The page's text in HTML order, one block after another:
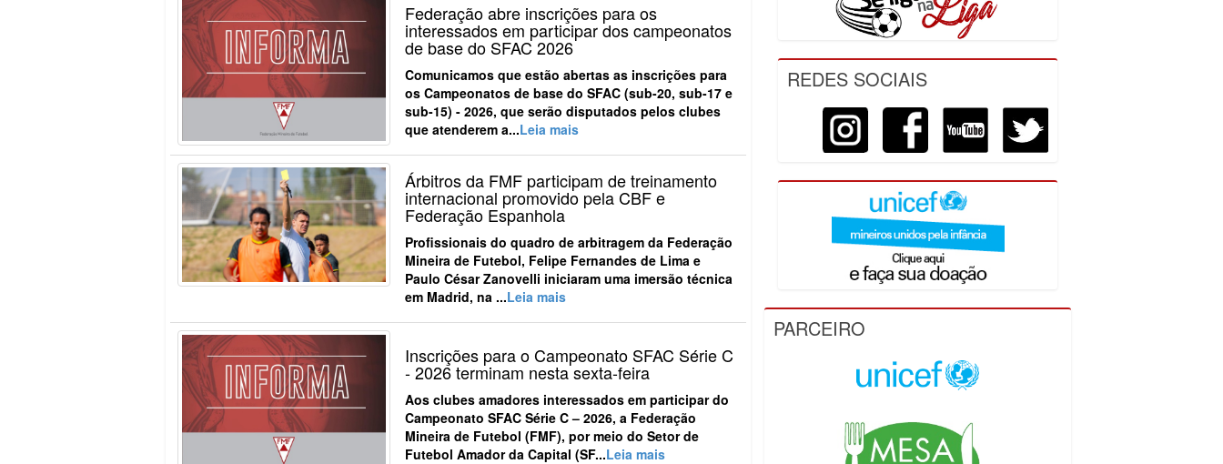
Federação abre inscrições para os
interessados em participar dos campeonatos
de base do SFAC 2026
Comunicamos que estão abertas as inscrições para
os Campeonatos de base do SFAC (sub-20, sub-17 e
sub-15) - 2026, que serão disputados pelos clubes
que atenderem a...Leia mais
Árbitros da FMF participam de treinamento
internacional promovido pela CBF e
Federação Espanhola
Profissionais do quadro de arbitragem da Federação
Mineira de Futebol, Felipe Fernandes de Lima e
Paulo César Zanovelli iniciaram uma imersão técnica
em Madrid, na ...Leia mais
Inscrições para o Campeonato SFAC Série C
- 2026 terminam nesta sexta-feira
Aos clubes amadores interessados em participar do
Campeonato SFAC Série C – 2026, a Federação
Mineira de Futebol (FMF), por meio do Setor de
Futebol Amador da Capital (SF...Leia mais
REDES SOCIAIS
PARCEIRO